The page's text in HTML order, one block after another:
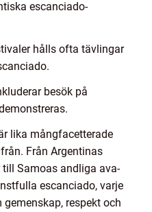
escanciado-
hålls ofta tävlingar
besök på
lika mångfacetterade
Från Argentinas
Samoas andliga ava-
escanciado, varje
respekt och